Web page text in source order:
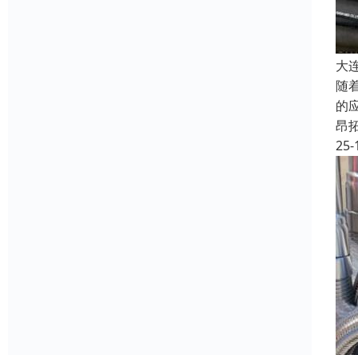
大
随
的
昂
25-